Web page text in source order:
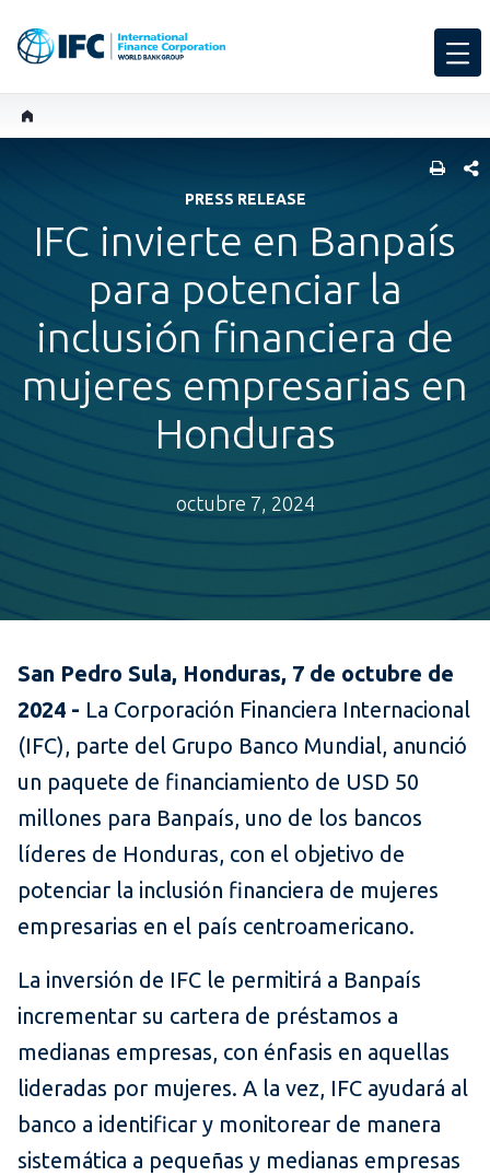
PRESS RELEASE
IFC invierte en Banpaís
para potenciar la
inclusión financiera de
mujeres empresarias en
Honduras
octubre 7, 2024
San Pedro Sula, Honduras, 7 de octubre de
2024 - La Corporación Financiera Internacional
(IFC), parte del Grupo Banco Mundial, anunció
un paquete de financiamiento de USD 50
millones para Banpaís, uno de los bancos
líderes de Honduras, con el objetivo de
potenciar la inclusión financiera de mujeres
empresarias en el país centroamericano.
La inversión de IFC le permitirá a Banpaís
incrementar su cartera de préstamos a
medianas empresas, con énfasis en aquellas
lideradas por mujeres. A la vez, IFC ayudará al
banco a identificar y monitorear de manera
sistemática a pequeñas y medianas empresas